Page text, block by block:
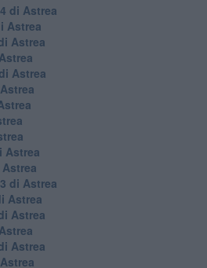
di Astrea
Astrea
Astrea
Astrea
Astrea
di Astrea
Astrea
Astrea
Astrea